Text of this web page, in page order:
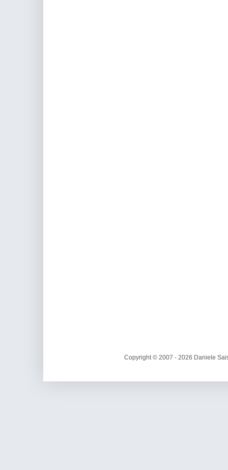
Copyright © 2007 - 2026 Daniele